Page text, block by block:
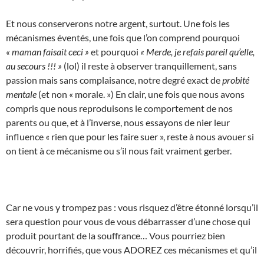
Et nous conserverons notre argent, surtout. Une fois les
mécanismes éventés, une fois que l’on comprend pourquoi
« maman faisait ceci » et pourquoi « Merde, je refais pareil qu’elle,
au secours !!! » (lol) il reste à observer tranquillement, sans
passion mais sans complaisance, notre degré exact deprobité
mentale (et non « morale. ») En clair, une fois que nous avons
compris que nous reproduisons le comportement de nos
parents ou que, et à l’inverse, nous essayons de nier leur
influence « rien que pour les faire suer », reste à nous avouer si
on tient à ce mécanisme ou s’il nous fait vraiment gerber.
Car ne vous y trompez pas : vous risquez d’être étonné lorsqu’il
sera question pour vous de vous débarrasser d’une chose qui
produit pourtant de la souffrance… Vous pourriez bien
découvrir, horrifiés, que vous ADOREZ ces mécanismes et qu’il